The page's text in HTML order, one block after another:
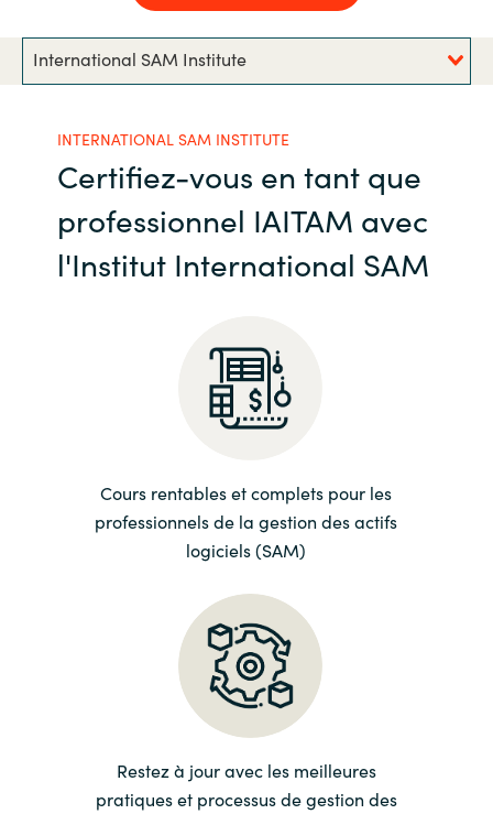
Hungary
Indonesia
Kingdom of Saudi Arabia
Latvia
Lithuania
Malaysia
Middle East
Netherlands
Norway
Oman
Philippines
International SAM Institute
INTERNATIONAL SAM INSTITUTE
Certifiez-vous en tant que
professionnel IAITAM avec
l'Institut International SAM
Cours rentables et complets pour les
professionnels de la gestion des actifs
logiciels (SAM)
Restez à jour avec les meilleures
pratiques et processus de gestion des